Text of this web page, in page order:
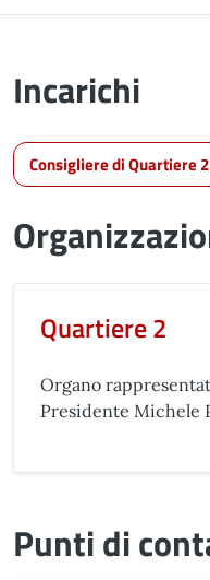
Incarichi
Consigliere di Quartiere 2
Quartiere 2
Organo
Presidente Michele
Punti di